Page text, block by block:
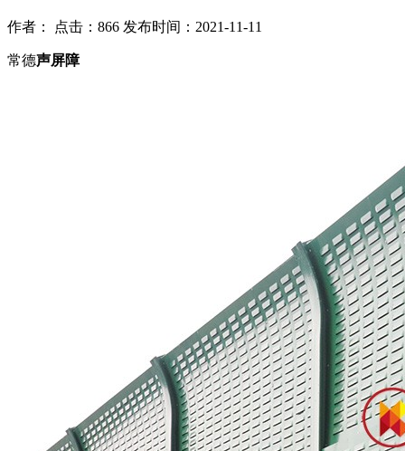
作者： 点击：866 发布时间：2021-11-11
常德声屏障